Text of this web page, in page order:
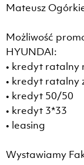
Mateusz
Możliwość
HYUNDAI:
• kredyt ratalny
• kredyt ratalny
• kredyt 50/50
• kredyt 3*33
• leasing
Wystawiamy